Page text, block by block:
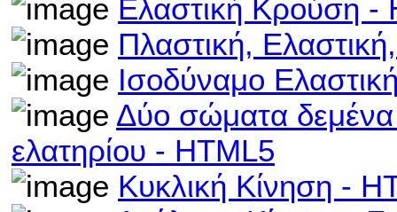
Ελαστική Κρούση -
Πλαστική,
Ισοδύναμο
Δύο σώματα δεμένα
ελατηρίου - HTML5
Κυκλική Κίνηση -